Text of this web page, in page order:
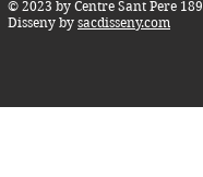
© 2023 by Centre Sant Pere
Disseny by sacdisseny.com